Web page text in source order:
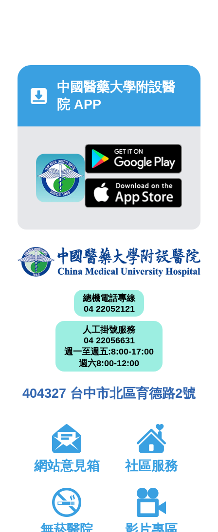
中國醫藥大學附設醫
院 APP
總機電話專線
04 22052121
人工掛號服務
04 22056631
週一至週五:8:00-17:00
週六8:00-12:00
404327 台中市北區育德路2號
網站意見箱 社區服務